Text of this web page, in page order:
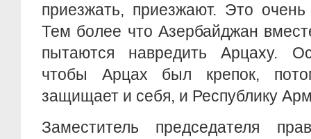
приезжать, приезжают. Это очень
Тем более что Азербайджан
пытаются навредить Арцаху.
чтобы Арцах был крепок,
защищает и себя, и Республику
Заместитель председателя